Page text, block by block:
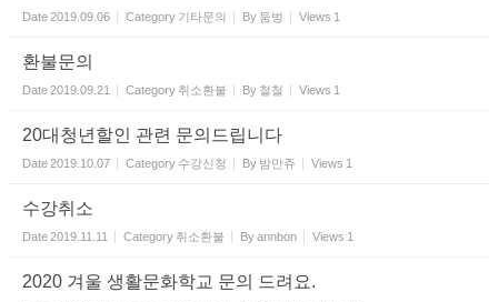
Date2019.09.06 Category 기타문의 By 둠벙 Views 1
환불문의
Date2019.09.21 Category 취소환불 By 철철 Views 1
20대청년할인 관련 문의드립니다
Date2019.10.07 Category 수강신청 By 밤만쥬 Views 1
수강취소
Date2019.11.11 Category 취소환불 Byannbon Views 1
2020 겨울 생활문화학교 문의 드려요.